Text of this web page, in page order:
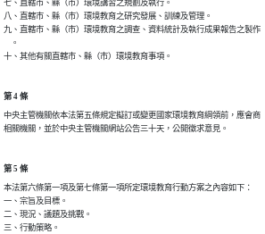
七、直轄市、縣（市）環境講習之規劃及執行。
八、直轄市、縣（市）環境教育之研究發展、訓練及管理。
九、直轄市、縣（市）環境教育之調查、資料統計及執行成果報告之製作
    。
十、其他有關直轄市、縣（市）環境教育事項。
第 4 條
中央主管機關依本法第五條規定擬訂或變更國家環境教育綱領前，應會商
相關機關，並於中央主管機關網站公告三十天，公開徵求意見。
第 5 條
本法第六條第一項及第七條第一項所定環境教育行動方案之內容如下：
一、宗旨及目標。
二、現況、議題及挑戰。
三、行動策略。